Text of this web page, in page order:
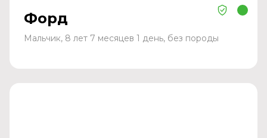
Форд
Мальчик, 8 лет 7 месяцев 1 день, без породы